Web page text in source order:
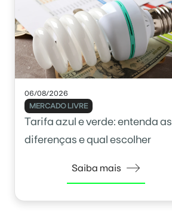
06/08/2026
MERCADO LIVRE
Tarifa azul e verde: entenda as
diferenças e qual escolher
Saiba mais